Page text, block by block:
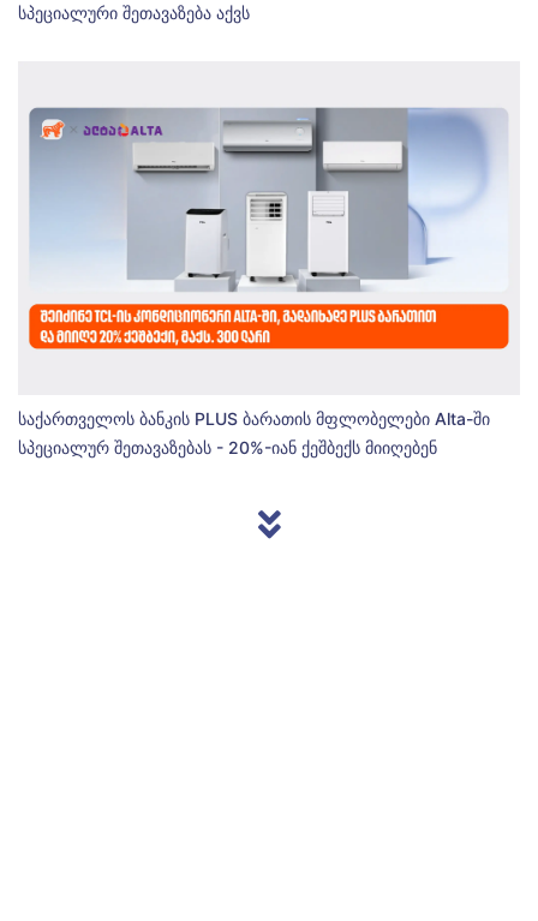
სპეციალური შეთავაზება აქვს
საქართველოს ბანკის PLUS ბარათის მფლობელები Alta-ში
სპეციალურ შეთავაზებას - 20%-იან ქეშბექს მიიღებენ